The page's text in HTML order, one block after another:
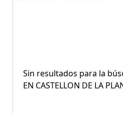
Sin resultados para la
EN CASTELLON DE LA